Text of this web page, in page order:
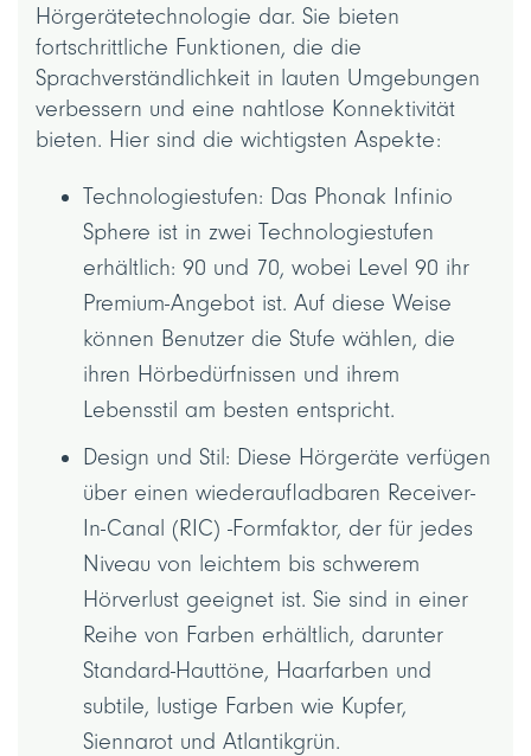
Hörgerätetechnologie dar. Sie bieten
fortschrittliche Funktionen, die die
Sprachverständlichkeit in lauten Umgebungen
verbessern und eine nahtlose Konnektivität
bieten. Hier sind die wichtigsten Aspekte:
Technologiestufen: Das Phonak Infinio
Sphere ist in zwei Technologiestufen
erhältlich: 90 und 70, wobei Level 90 ihr
Premium-Angebot ist. Auf diese Weise
können Benutzer die Stufe wählen, die
ihren Hörbedürfnissen und ihrem
Lebensstil am besten entspricht.
Design und Stil: Diese Hörgeräte verfügen
über einen wiederaufladbaren Receiver-
In-Canal (RIC) -Formfaktor, der für jedes
Niveau von leichtem bis schwerem
Hörverlust geeignet ist. Sie sind in einer
Reihe von Farben erhältlich, darunter
Standard-Hauttöne, Haarfarben und
subtile, lustige Farben wie Kupfer,
Siennarot und Atlantikgrün.